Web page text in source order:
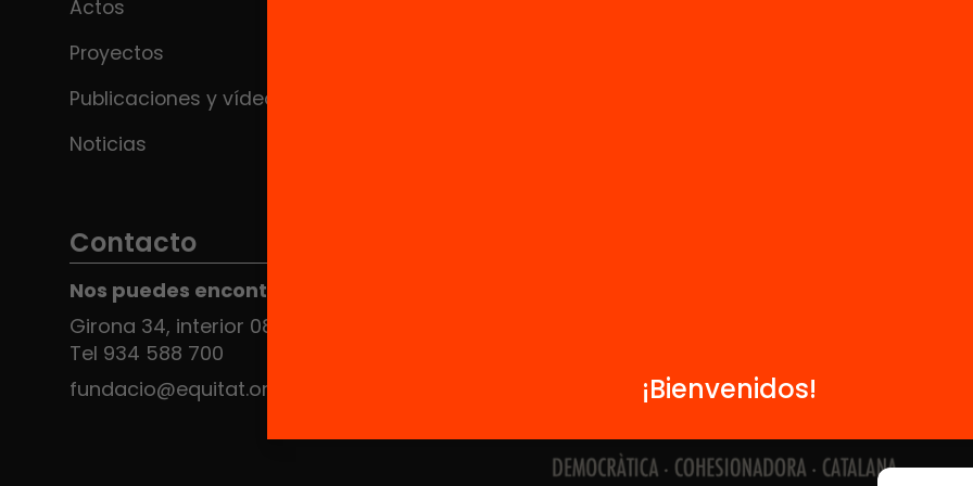
Actos
Proyectos
Publicaciones y vídeos
Noticias
Contacto
Nos puedes encontrar en el HUB Social
Girona 34, interior 08010 Barcelona
Tel 934 588 700
fundacio@equitat.org
¡Bienvenidos!